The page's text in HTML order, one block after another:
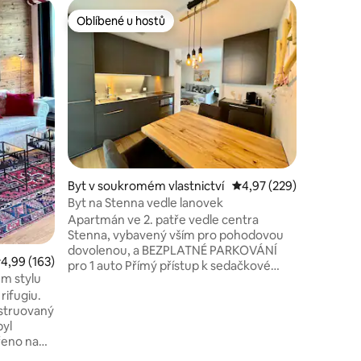
hodnocení 4,99 z 5, 163 hodnocení
4,99 (163)
stylu
na
Oblíbené u hostů
Oblíbené u hostů
Byt v soukromém vlastnictví Průměrné hodnocení
4,97 (229)
Byt na Stenna vedle lanovek
Apartmán ve 2. patře vedle centra
Stenna, vybavený vším pro pohodovou
dovolenou, a BEZPLATNÉ PARKOVÁNÍ
pro 1 auto Přímý přístup k sedačkové